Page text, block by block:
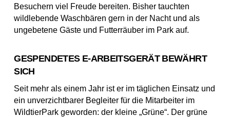
Besuchern viel Freude bereiten. Bisher tauchten
wildlebende Waschbären gern in der Nacht und als
ungebetene Gäste und Futterräuber im Park auf.
GESPENDETES E-ARBEITSGERÄT BEWÄHRT
SICH
Seit mehr als einem Jahr ist er im täglichen Einsatz und
ein unverzichtbarer Begleiter für die Mitarbeiter im
WildtierPark geworden: der kleine „Grüne“. Der grüne